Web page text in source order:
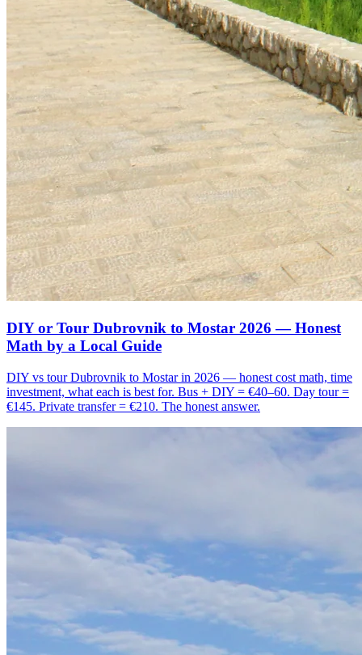
DIY or Tour Dubrovnik to Mostar 2026 — Honest
Math by a Local Guide
DIY vs tour Dubrovnik to Mostar in 2026 — honest cost math, time
investment, what each is best for. Bus + DIY = €40–60. Day tour =
€145. Private transfer = €210. The honest answer.